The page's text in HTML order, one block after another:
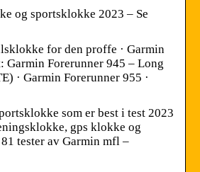
og sportsklokke 2023 – Se
for den proffe · Garmin
Garmin Forerunner 945 – Long
· Garmin Forerunner 955 ·
som er best i test 2023
gps klokke og
tester av Garmin mfl –